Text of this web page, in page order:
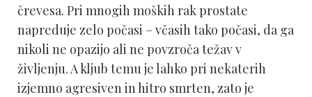
črevesa. Pri mnogih moških rak prostate
napreduje zelo počasi – včasih tako počasi, da ga
nikoli ne opazijo ali ne povzroča težav v
življenju. A kljub temu je lahko pri nekaterih
izjemno agresiven in hitro smrten, zato je